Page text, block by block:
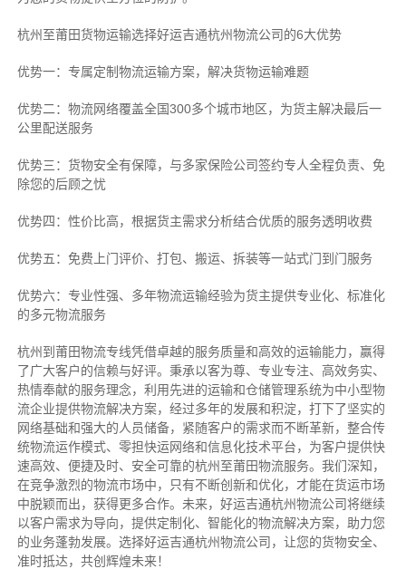
杭州至莆田货物运输选择好运吉通杭州物流公司的6大优势
优势一：专属定制物流运输方案，解决货物运输难题
优势二：物流网络覆盖全国300多个城市地区，为货主解决最后一
公里配送服务
优势三：货物安全有保障，与多家保险公司签约专人全程负责、免
除您的后顾之忧
优势四：性价比高，根据货主需求分析结合优质的服务透明收费
优势五：免费上门评价、打包、搬运、拆装等一站式门到门服务
优势六：专业性强、多年物流运输经验为货主提供专业化、标准化
的多元物流服务
杭州到莆田物流专线凭借卓越的服务质量和高效的运输能力，赢得
了广大客户的信赖与好评。 秉承以客为尊、专业专注、高效务实、
热情奉献的服务理念，利用先进的运输和仓储管理系统为中小型物
流企业提供物流解决方案，经过多年的发展和积淀，打下了坚实的
网络基础和强大的人员储备，紧随客户的需求而不断革新，整合传
统物流运作模式、零担快运网络和信息化技术平台，为客户提供快
速高效、便捷及时、安全可靠的杭州至莆田物流服务。 我们深知，
在竞争激烈的物流市场中，只有不断创新和优化，才能在货运市场
中脱颖而出，获得更多合作。 未来，好运吉通杭州物流公司将继续
以客户需求为导向，提供定制化、智能化的物流解决方案，助力您
的业务蓬勃发展。选择好运吉通杭州物流公司，让您的货物安全、
准时抵达，共创辉煌未来！